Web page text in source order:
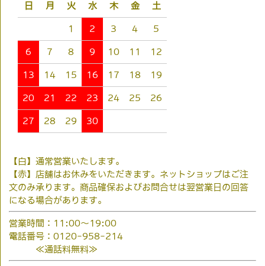
日
月 火 水 木 金 土
1 2 3 4 5
6 7 8 9 10 11 12
13 14 15 16 17 18 19
20 21 22 23 24 25 26
27 28 29 30
【白】通常営業いたします。
【赤】店舗はお休みをいただきます。ネットショップはご注
文のみ承ります。商品確保およびお問合せは翌営業日の回答
になる場合があります。
営業時間：11:00～19:00
電話番号：0120-958-214
≪通話料無料≫